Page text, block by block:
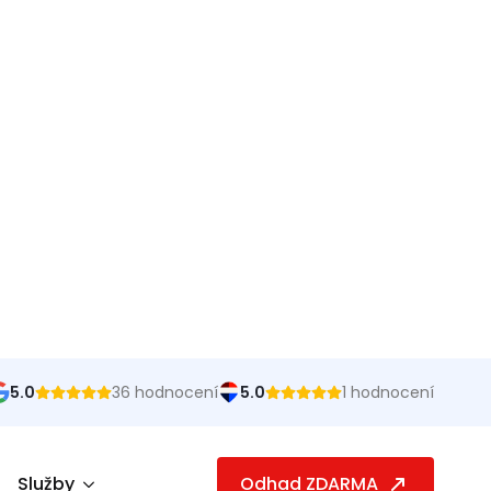
Josef Adamec